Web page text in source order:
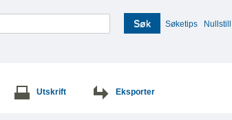
Søk Søketips Nullstill
Utskrift Eksporter